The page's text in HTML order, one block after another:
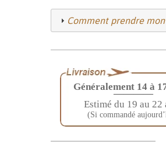
Comment prendre
Généralement 14 à
————
Estimé du 19 au 22
(Si commandé